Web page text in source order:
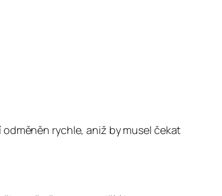
rychle, aniž by musel čekat